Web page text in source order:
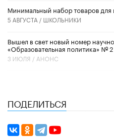
Минимальный набор товаров
5 АВГУСТА / ШКОЛЬНИКИ
Вышел в свет новый номер
«Образовательная политика» №
3 ИЮЛЯ / АНОНС
ПОДЕЛИТЬСЯ